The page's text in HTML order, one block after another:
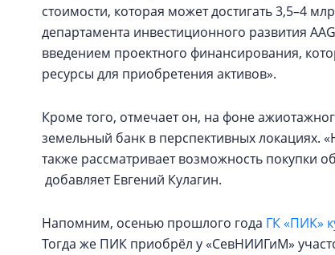
стоимости, которая может достигать 3,5–4
департамента инвестиционного развития
введением проектного финансирования,
ресурсы для приобретения активов».
Кроме того, отмечает он, на фоне
земельный банк в перспективных
также рассматривает возможность покупки
добавляет Евгений Кулагин.
Напомним, осенью прошлого года ГК «ПИК»
Тогда же ПИК приобрёл у «СевНИИГиМ»